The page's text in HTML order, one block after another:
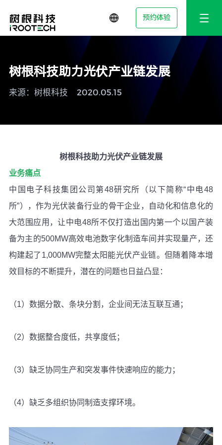
预约体验
树根科技助力光伏产业链发展
来源：树根科技 2020.05.15
树根科技助力光伏产业链发展
业务痛点
中国电子科技集团公司第48研究所（以下简称“中电48
所”），作为光伏装备行业的骨干企业，自动化和信息化的
大范围应用，让中电48所不仅打造出国内第一个以国产装
备为主的500MW高效电池数字化制造车间并实现量产，还
构建起了 1,000MW完整太阳能光伏产业链。但随着降本增
效目标的不断提升，潜在的问题也日益凸显：
（1）数据分散、条块分割，企业间无法互联互通；
（2）数据整合度低，共享度低；
（3）缺乏协同生产和突发事件快速响应的能力；
（4）缺乏多组织协同制造支撑环境。